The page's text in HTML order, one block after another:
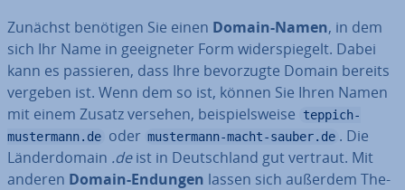
Zunächst benötigen Sie einen Domain-Namen, in dem
sich Ihr Name in ge­eig­ne­ter Form wi­der­spie­gelt. Dabei
kann es passieren, dass Ihre be­vor­zug­te Domain bereits
vergeben ist. Wenn dem so ist, können Sie Ihren Namen
mit einem Zusatz versehen, bei­spiels­wei­se
teppich-
mustermann.de oder mustermann-macht-sauber.de . Die
Län­der­do­main .deist in Deutsch­land gut vertraut. Mit
anderen Domain-Endungen lassen sich außerdem The­